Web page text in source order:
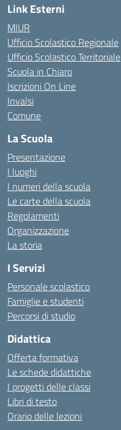
Link Esterni
MIUR
Ufficio Scolastico Regionale
Ufficio Scolastico Territoriale
Scuola in Chiaro
Iscrizioni On Line
Invalsi
Comune
La Scuola
Presentazione
I luoghi
I numeri della scuola
Le carte della scuola
Regolamenti
Organizzazione
La storia
I Servizi
Personale scolastico
Famiglie e studenti
Percorsi di studio
Didattica
Offerta formativa
Le schede didattiche
I progetti delle classi
Libri di testo
Orario delle lezioni